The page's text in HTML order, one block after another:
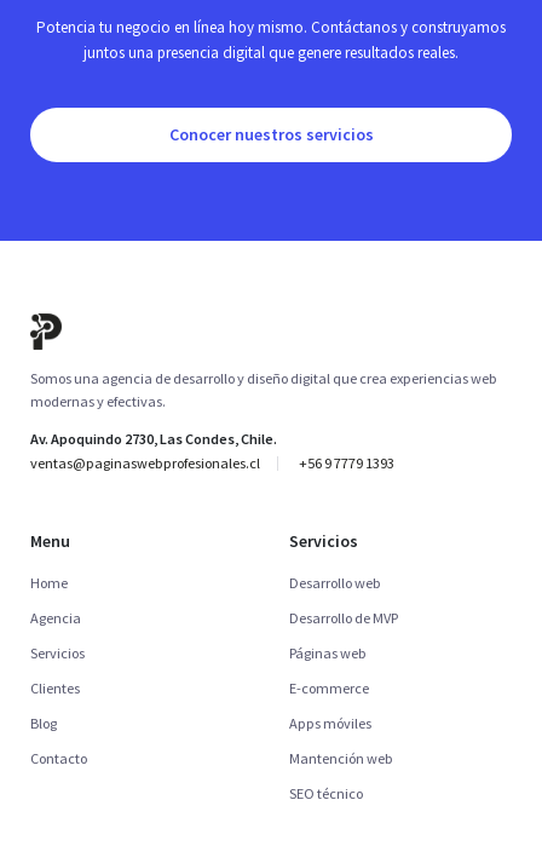
Potencia tu negocio en línea hoy mismo. Contáctanos y construyamos
juntos una presencia digital que genere resultados reales.
Conocer nuestros servicios
Somos una agencia de desarrollo y diseño digital que crea experiencias web
modernas y efectivas.
Av. Apoquindo 2730, Las Condes, Chile.
ventas@paginaswebprofesionales.cl
+56 9 7779 1393
Menu
Home
Agencia
Servicios
Clientes
Blog
Contacto
Servicios
Desarrollo web
Desarrollo de MVP
Páginas web
E-commerce
Apps móviles
Mantención web
SEO técnico